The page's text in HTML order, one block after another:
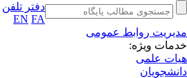
دفتر تلفن
EN FA
روابط عمومی
ویژه:
علمی